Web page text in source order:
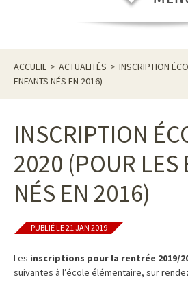
ACCUEIL > ACTUALITÉS > INSCRIPTION
ENFANTS NÉS EN 2016)
INSCRIPTION
2020 (POUR LES
NÉS EN 2016)
PUBLIÉ LE 21 JAN 2019
Les inscriptions pour la rentrée 2019/
suivantes à l’école élémentaire, sur